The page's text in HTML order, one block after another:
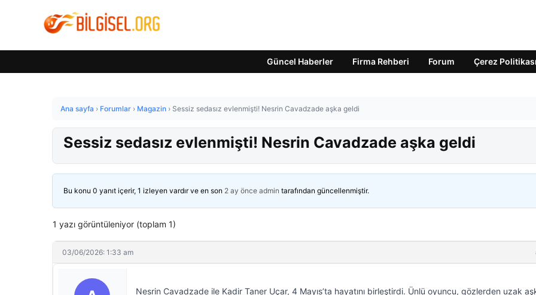
Güncel Haberler Firma Rehberi Forum Çerez Politikası
Ana sayfa › Forumlar › Magazin › Sessiz sedasız evlenmişti! Nesrin Cavadzade aşka geldi
Sessiz sedasız evlenmişti! Nesrin Cavadzade aşka geldi
Bu konu 0 yanıt içerir, 1 izleyen vardır ve en son 2 ay önce admin tarafından güncellenmiştir.
1 yazı görüntüleniyor (toplam 1)
03/06/2026: 1:33 am
Nesrin Cavadzade ile Kadir Taner Uçar, 4 Mayıs’ta hayatını birleştirdi. Ünlü oyuncu, gözlerden uzak